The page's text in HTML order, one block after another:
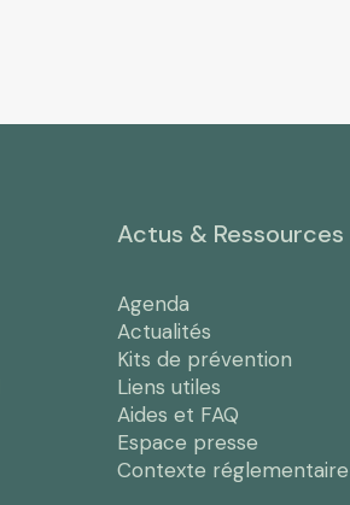
Actus & Ressources
Agenda
Actualités
Kits de prévention
Liens utiles
Aides et FAQ
Espace presse
Contexte réglementaire